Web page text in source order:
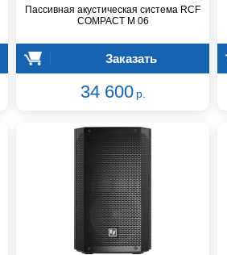
Пассивная акустическая система RCF
COMPACT M 06
Заказать
34 600 р.